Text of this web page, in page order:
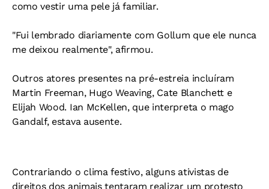
como vestir uma pele já familiar.
"Fui lembrado diariamente com Gollum que ele nunca
me deixou realmente", afirmou.
Outros atores presentes na pré-estreia incluíram
Martin Freeman, Hugo Weaving, Cate Blanchett e
Elijah Wood. Ian McKellen, que interpreta o mago
Gandalf, estava ausente.
Contrariando o clima festivo, alguns ativistas de
direitos dos animais tentaram realizar um protesto